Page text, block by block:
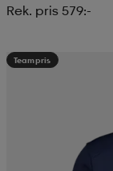
Rek. pris 579:-
Teampris